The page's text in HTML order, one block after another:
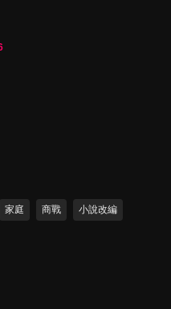
家庭 商戰 小說改編